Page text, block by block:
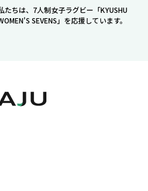
たちは、7人制女子ラグビー「KYUSHU
SEVENS」を応援しています。